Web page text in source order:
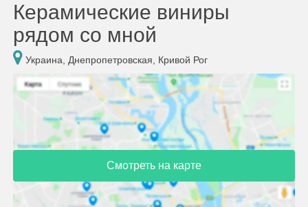
Керамические виниры
рядом со мной
Украина, Днепропетровская, Кривой Рог
Смотреть на карте